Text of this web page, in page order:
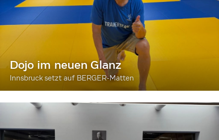
Dojo im neuen Glanz
Innsbruck setzt auf BERGER-Matten